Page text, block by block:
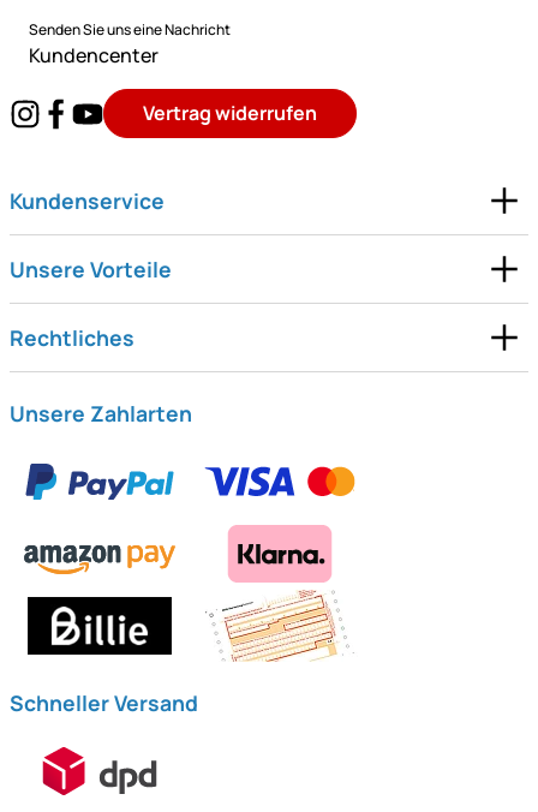
Senden Sie uns eine Nachricht
Kundencenter
Vertrag widerrufen
Kundenservice
Unsere Vorteile
Rechtliches
Unsere Zahlarten
Schneller Versand